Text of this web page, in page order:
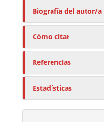
Biografía del autor/a
Cómo citar
Referencias
Estadísticas